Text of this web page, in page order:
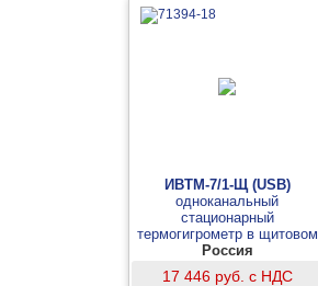
ИВТМ-7/1-Щ (USB)
одноканальный
стационарный
термогигрометр в щитовом
исполнении (измерительный
блок)
Россия
17 446 руб. с НДС